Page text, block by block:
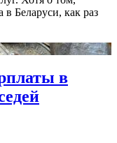
в Беларуси, как раз
в